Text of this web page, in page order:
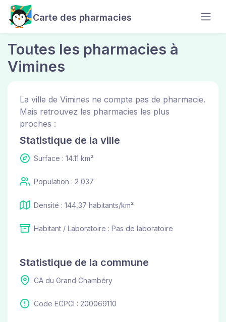
Carte des pharmacies
Toutes les pharmacies à
Vimines
La ville de Vimines ne compte pas de pharmacie.
Mais retrouvez les pharmacies les plus
proches :
Statistique de la ville
Surface : 14.11 km²
Population : 2 037
Densité : 144,37 habitants/km²
Habitant / Laboratoire : Pas de laboratoire
Statistique de la commune
CA du Grand Chambéry
Code ECPCI : 200069110